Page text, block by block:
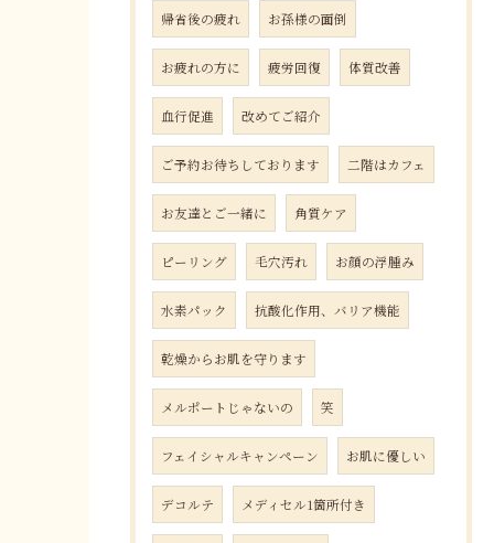
帰省後の疲れ お孫様の面倒
お疲れの方に 疲労回復 体質改善
血行促進 改めてご紹介
ご予約お待ちしております 二階はカフェ
お友達とご一緒に 角質ケア
ピーリング 毛穴汚れ お顔の浮腫み
水素パック 抗酸化作用、バリア機能
乾燥からお肌を守ります
メルポートじゃないの 笑
フェイシャルキャンペーン お肌に優しい
デコルテ メディセル1箇所付き